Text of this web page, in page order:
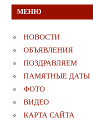
МЕНЮ
НОВОСТИ
ОБЪЯВЛЕНИЯ
ПОЗДРАВЛЯЕМ
ПАМЯТНЫЕ ДАТЫ
ФОТО
ВИДЕО
КАРТА САЙТА